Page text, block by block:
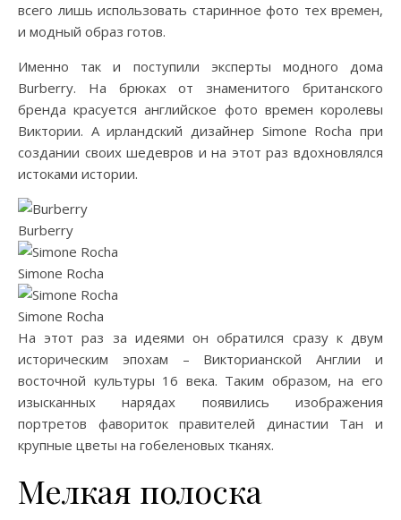
всего лишь использовать старинное фото тех времен,
и модный образ готов.
Именно так и поступили эксперты модного дома
Burberry. На брюках от знаменитого британского
бренда красуется английское фото времен королевы
Виктории. А ирландский дизайнер Simone Rocha при
создании своих шедевров и на этот раз вдохновлялся
истоками истории.
Burberry
Simone Rocha
Simone Rocha
На этот раз за идеями он обратился сразу к двум
историческим эпохам – Викторианской Англии и
восточной культуры 16 века. Таким образом, на его
изысканных нарядах появились изображения
портретов фавориток правителей династии Тан и
крупные цветы на гобеленовых тканях.
Мелкая полоска